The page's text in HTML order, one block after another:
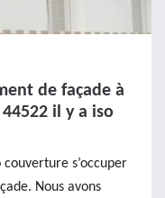
de façade à
il y a iso
s’occuper
Nous avons